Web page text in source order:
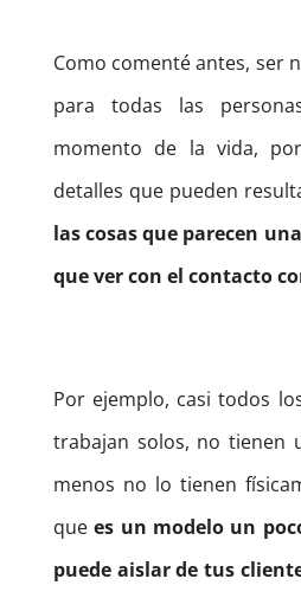
Como comenté antes, ser
para todas las
momento de la vida,
detalles que pueden
las cosas que parecen
que ver con el contacto
Por ejemplo, casi todos
trabajan solos, no tienen
menos no lo tienen
quees un modelo un
puede aislar de tus